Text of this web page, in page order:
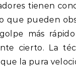
tienen
que pueden
más
cierto. La
la pura